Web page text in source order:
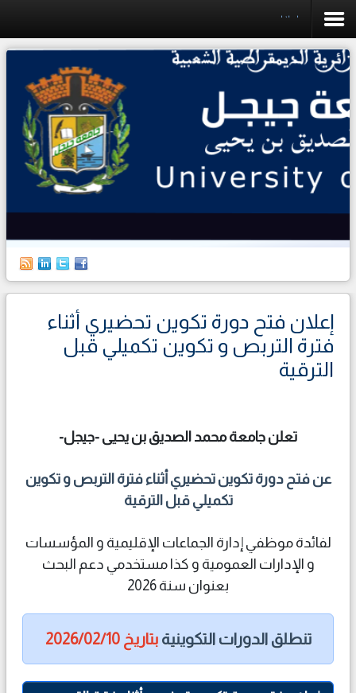
الرئيسية
الجامعة
الكليات
البيداغوجيا
البحث العلمي
التخطيط
العلاقات الخارجية
حياة الطالب
الطلبة الأجانب
إعلانات
إعلان فتح دورة تكوين تحضيري أثناء
فترة التربص و تكوين تكميلي قبل
الترقية
تعلن جامعة محمد الصديق بن يحيى -جيجل-
عن فتح دورة تكوين تحضيري أثناء فترة التربص و تكوين
تكميلي قبل الترقية
لفائدة موظفي إدارة الجماعات الإقليمية و المؤسسات
و الإدارات العمومية و كذا مستخدمي دعم البحث
بعنوان سنة 2026
تنطلق الدورات التكوينية بتاريخ 2026/02/10